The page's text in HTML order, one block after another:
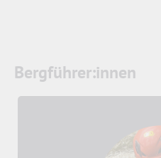
Bergführer:innen